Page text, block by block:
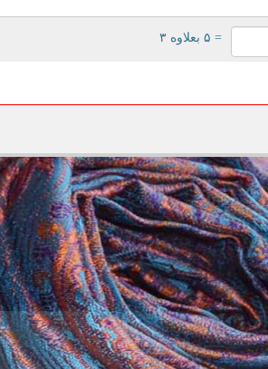
= ۵ بعلاوه ۳